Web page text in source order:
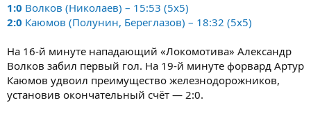
1:0 Волков (Николаев) – 15:53 (5x5)
2:0 Каюмов (Полунин, Береглазов) – 18:32 (5x5)
На 16-й минуте нападающий «Локомотива» Александр
Волков забил первый гол. На 19-й минуте форвард Артур
Каюмов удвоил преимущество железнодорожников,
установив окончательный счёт — 2:0.